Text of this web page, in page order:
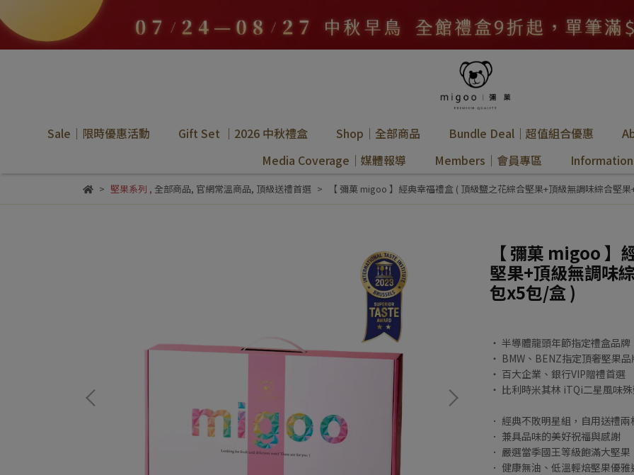
Sale｜限時優惠活動 Gift Set ｜2026 中秋禮盒 Shop｜全部商品 Bundle Deal｜超值組合優惠
Media Coverage｜媒體報導
Members｜會員專區
堅果系列 , 全部商品, 官網常溫商品, 頂級送禮首選 【 彌菓 migoo 】經典幸福禮盒 ( 頂級鹽之花綜合堅果+頂級無調味綜合堅
【 彌菓 migoo 】
堅果+頂級無調味
包x5包/盒 )
‧ 半導體龍頭年節指定禮盒品牌
‧ BMW、BENZ指定頂奢堅果品
‧ 百大企業、銀行VIP贈禮首選
‧ 比利時米其林 iTQi二星風味
． 經典不敗明星組，自用送禮兩
． 兼具品味的美好祝福與感謝
． 嚴選當季國王等級飽滿大堅果
． 健康無油、低溫輕焙堅果優